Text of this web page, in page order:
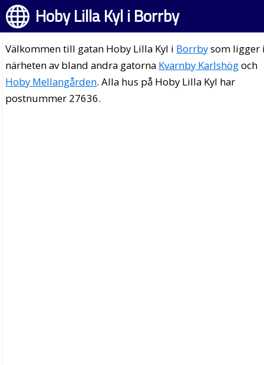
Hoby Lilla Kyl i Borrby
Välkommen till gatan Hoby Lilla Kyl i Borrbysom ligger
närheten av bland andra gatorna Kvarnby Karlshögoch
Hoby Mellangården. Alla hus på Hoby Lilla Kyl har
postnummer 27636.